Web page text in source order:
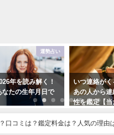
運勢占い
年を読み解く！
なたの生年月日で
いつ連絡が
あの人から
性を鑑定【当
口コミは？鑑定料金は？人気の理